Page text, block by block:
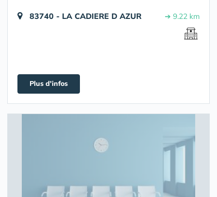
83740 - LA CADIERE D AZUR ➔ 9.22 km
Plus d'infos